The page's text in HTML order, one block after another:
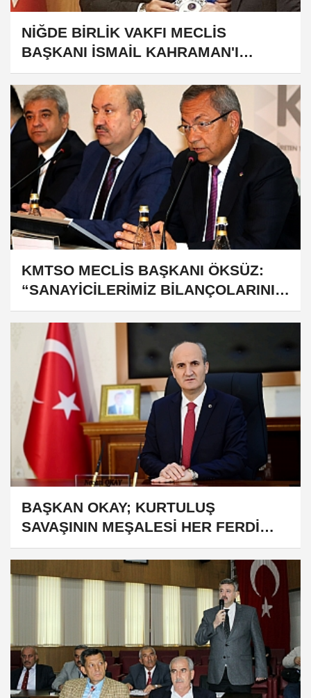
NİĞDE BİRLİK VAKFI MECLİS
BAŞKANI İSMAİL KAHRAMAN'I
ZİYARET ETTİ
KMTSO MECLİS BAŞKANI ÖKSÜZ:
“SANAYİCİLERİMİZ BİLANÇOLARINI
GÜÇLENDİRMELİ”
BAŞKAN OKAY; KURTULUŞ
SAVAŞININ MEŞALESİ HER FERDİ
KAHRAMAN OLAN MARAŞ'IMIZDAN